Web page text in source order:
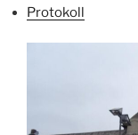
Protokoll